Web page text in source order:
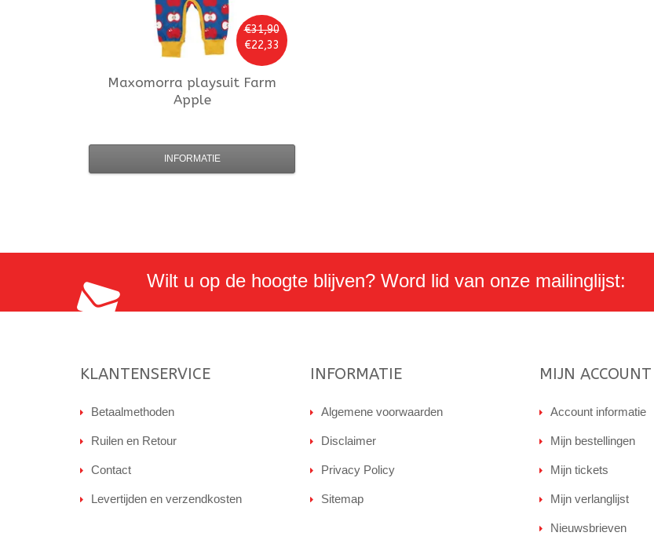
€31,90
€22,33
Maxomorra playsuit Farm
Apple
INFORMATIE
Wilt u op de hoogte blijven? Word lid van onze mailinglijst:
KLANTENSERVICE
Betaalmethoden
Ruilen en Retour
Contact
Levertijden en verzendkosten
INFORMATIE
Algemene voorwaarden
Disclaimer
Privacy Policy
Sitemap
MIJN ACCOUNT
Account informatie
Mijn bestellingen
Mijn tickets
Mijn verlanglijst
Nieuwsbrieven